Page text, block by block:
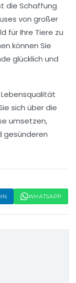
die Schaffung
von großer
für Ihre Tiere zu
können Sie
glücklich und
Lebensqualität
sich über die
umsetzen,
gesünderen
WHATSAPP